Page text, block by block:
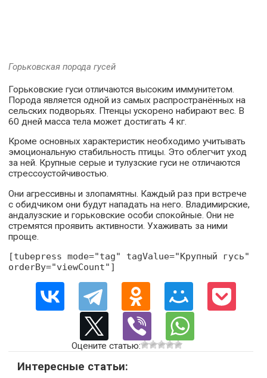
Горьковская порода гусей
Горьковские гуси отличаются высоким иммунитетом.
Порода является одной из самых распространённых на
сельских подворьях. Птенцы ускорено набирают вес. В
60 дней масса тела может достигать 4 кг.
Кроме основных характеристик необходимо учитывать
эмоциональную стабильность птицы. Это облегчит уход
за ней. Крупные серые и тулузские гуси не отличаются
стрессоустойчивостью.
Они агрессивны и злопамятны. Каждый раз при встрече
с обидчиком они будут нападать на него. Владимирские,
андалузские и горьковские особи спокойные. Они не
стремятся проявить активности. Ухаживать за ними
проще.
[tubepress mode="tag" tagValue="Крупный гусь"
orderBy="viewCount"]
Оцените статью:
Интересные статьи: